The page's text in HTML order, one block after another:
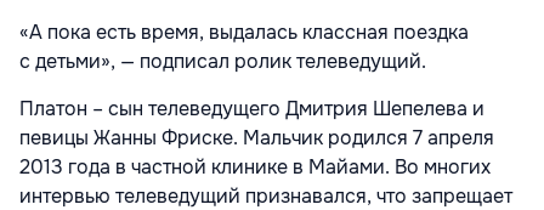
«А пока есть время, выдалась классная поездка
с детьми», — подписал ролик телеведущий.
Платон – сын телеведущего Дмитрия Шепелева и
певицы Жанны Фриске. Мальчик родился 7 апреля
2013 года в частной клинике в Майами. Во многих
интервью телеведущий признавался, что запрещает